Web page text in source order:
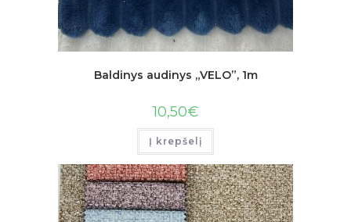
Baldinys audinys „VELO”, 1m
10,50€
Į krepšelį